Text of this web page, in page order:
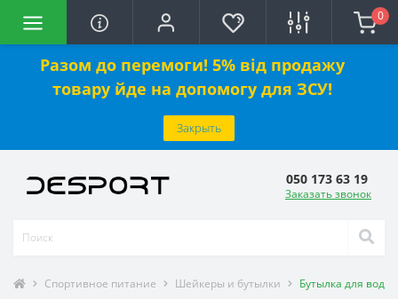
Разом до перемоги! 5% від продажу
товару йде на допомогу для ЗСУ!
Закрыть
0
050 173 63 19
Заказать звонок
Спортивное питание Шейкеры и бутылки Бутылка для воды